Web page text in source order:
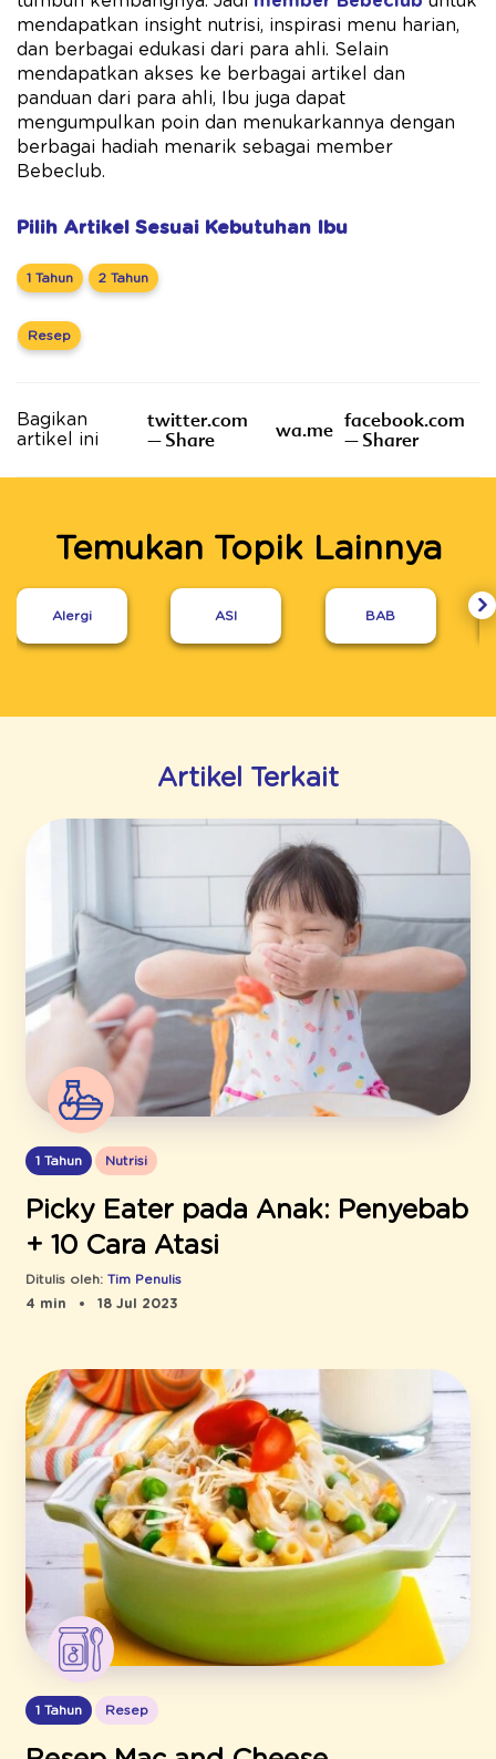
mendapatkan insight nutrisi, inspirasi menu harian,
dan berbagai edukasi dari para ahli. Selain
mendapatkan akses ke berbagai artikel dan
panduan dari para ahli, Ibu juga dapat
mengumpulkan poin dan menukarkannya dengan
berbagai hadiah menarik sebagai member
Bebeclub.
Pilih Artikel Sesuai Kebutuhan Ibu
1 Tahun 2 Tahun
Resep
Bagikan
artikel ini
twitter.com
– Share
wa.me facebook.com
– Sharer
Temukan Topik Lainnya
Alergi ASI BAB
Artikel Terkait
1 Tahun Nutrisi
Picky Eater pada Anak: Penyebab
+ 10 Cara Atasi
Ditulis oleh: Tim Penulis
4 min
18 Jul 2023
1 Tahun Resep